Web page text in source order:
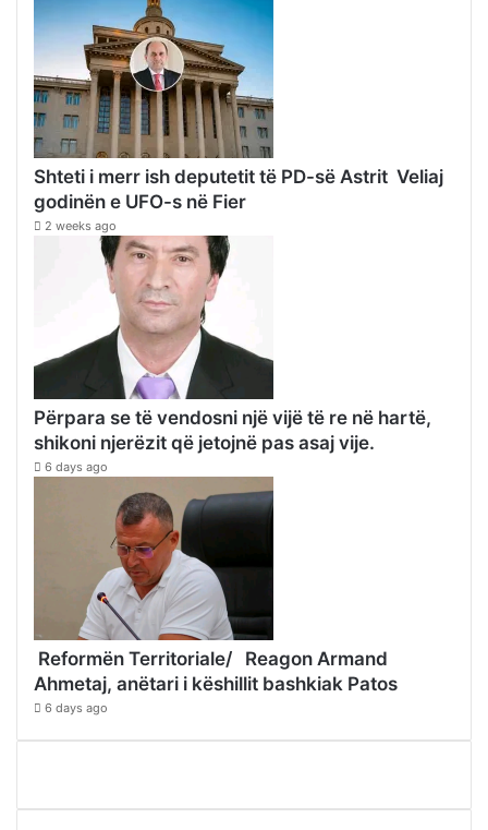
Shteti i merr ish deputetit të PD-së Astrit Veliaj
godinën e UFO-s në Fier
2 weeks ago
Përpara se të vendosni një vijë të re në hartë,
shikoni njerëzit që jetojnë pas asaj vije.
6 days ago
Reformën Territoriale/ Reagon Armand
Ahmetaj, anëtari i këshillit bashkiak Patos
6 days ago